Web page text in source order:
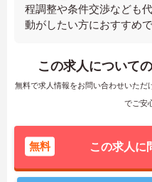
程調整や条件交渉なども
動がしたい方におすすめで
この求人について
無料で求人情報をお問い合わせいただ
でご安
無料 この求人に